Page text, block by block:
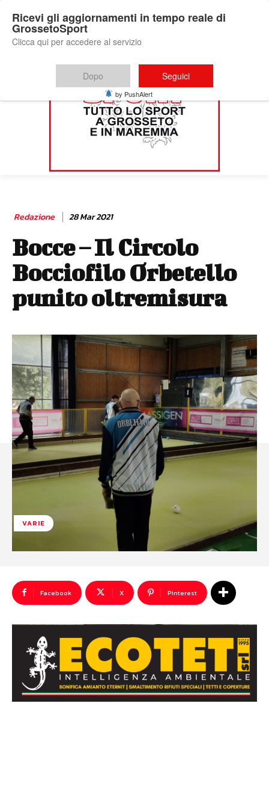
Redazione 28 Mar 2021
Bocce – Il Circolo
Bocciofilo Orbetello
punito oltremisura
VARIE
Facebook X Pinterest
Ricevi gli aggiornamenti in tempo reale di
GrossetoSport
Clicca qui per accedere al servizio
Dopo Seguici
by PushAlert